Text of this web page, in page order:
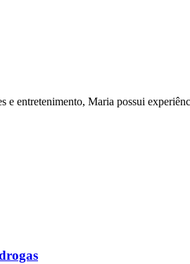
entretenimento, Maria possui